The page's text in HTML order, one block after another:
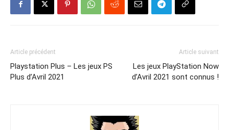
Article précédent
Playstation Plus – Les jeux PS
Plus d’Avril 2021
Article suivant
Les jeux PlayStation Now
d’Avril 2021 sont connus !